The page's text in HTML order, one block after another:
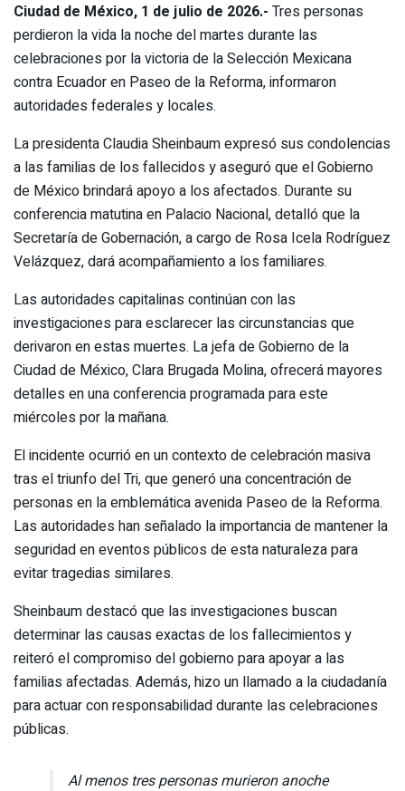
Ciudad de México, 1 de julio de 2026.- Tres personas
perdieron la vida la noche del martes durante las
celebraciones por la victoria de la Selección Mexicana
contra Ecuador en Paseo de la Reforma, informaron
autoridades federales y locales.
La presidenta Claudia Sheinbaum expresó sus condolencias
a las familias de los fallecidos y aseguró que el Gobierno
de México brindará apoyo a los afectados. Durante su
conferencia matutina en Palacio Nacional, detalló que la
Secretaría de Gobernación, a cargo de Rosa Icela Rodríguez
Velázquez, dará acompañamiento a los familiares.
Las autoridades capitalinas continúan con las
investigaciones para esclarecer las circunstancias que
derivaron en estas muertes. La jefa de Gobierno de la
Ciudad de México, Clara Brugada Molina, ofrecerá mayores
detalles en una conferencia programada para este
miércoles por la mañana.
El incidente ocurrió en un contexto de celebración masiva
tras el triunfo del Tri, que generó una concentración de
personas en la emblemática avenida Paseo de la Reforma.
Las autoridades han señalado la importancia de mantener la
seguridad en eventos públicos de esta naturaleza para
evitar tragedias similares.
Sheinbaum destacó que las investigaciones buscan
determinar las causas exactas de los fallecimientos y
reiteró el compromiso del gobierno para apoyar a las
familias afectadas. Además, hizo un llamado a la ciudadanía
para actuar con responsabilidad durante las celebraciones
públicas.
Al menos tres personas murieron anoche